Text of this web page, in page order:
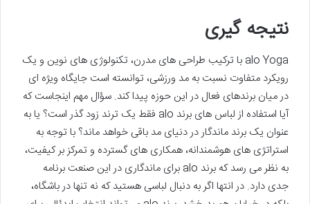
نتیجه گیری
alo Yoga با ترکیب طراحی های مدرن، تکنولوژی های نوین و یک
رویکرد متفاوت نسبت به مد ورزشی، توانسته است جایگاه ویژه ای
در میان برندهای فعال در این حوزه پیدا کند. سؤال مهم اینجاست که
آیا استفاده از لباس های برند alo فقط یک ترند زود گذر است؟ یا به
عنوان یک برند ماندگار در دنیای مد باقی خواهد ماند؟ با توجه به
استراتژی های هوشمندانه، همکاری های گسترده و تمرکز بر کیفیت،
به نظر می رسد که برند alo برای ماندگاری در این صنعت برنامه
جدی دارد. در انتها اگر به دنبال لباسی هستید که نه‌ تنها در باشگاه،